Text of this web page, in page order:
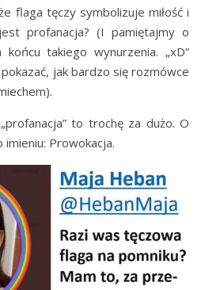
flaga tęczy symbolizuje miłość i
profanacja? (I pamiętajmy o
końcu takiego wynurzenia. „xD”
jak bardzo się rozmówce
to trochę za dużo. O
Prowokacja.